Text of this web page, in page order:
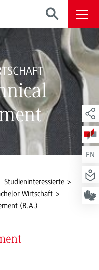
EN
Studieninteressierte
Wirtschaft
(B.A.)